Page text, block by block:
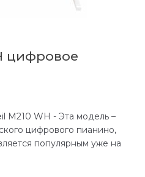
цифровое
M210 WH - Эта модель –
цифрового пианино,
популярным уже на